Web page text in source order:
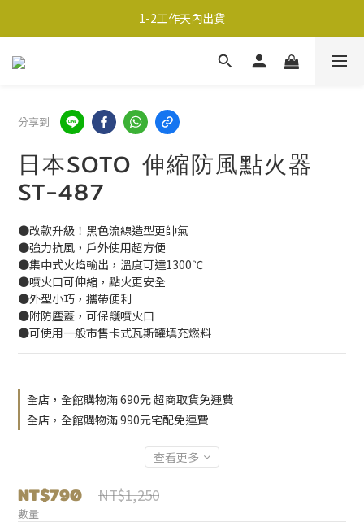
超商取貨690免運；宅配990免運
1-2工作天內出貨
超商取貨690免運；宅配990免運
分享到
日本SOTO 伸縮防風點火器
ST-487
●改款升級！黑色流線造型更帥氣
●強力抗風，戶外使用超方便
●集中式火焰輸出，溫度可達1300℃
●噴火口可伸縮，點火更安全
●外型小巧，攜帶便利
●附防塵蓋，可保護噴火口
●可使用一般市售卡式瓦斯罐填充燃料
全店，全館購物滿 690元 超商取貨免運費
全店，全館購物滿 990元宅配免運費
查看更多
NT$790 NT$1,250
數量